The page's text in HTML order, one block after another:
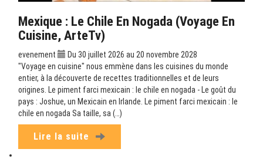
Mexique : Le Chile En Nogada (Voyage En
Cuisine, ArteTv)
evenement
Du 30 juillet 2026 au 20 novembre 2028
"Voyage en cuisine" nous emmène dans les cuisines du monde
entier, à la découverte de recettes traditionnelles et de leurs
origines. Le piment farci mexicain : le chile en nogada - Le goût du
pays : Joshue, un Mexicain en Irlande. Le piment farci mexicain : le
chile en nogada Sa taille, sa (…)
Lire la suite